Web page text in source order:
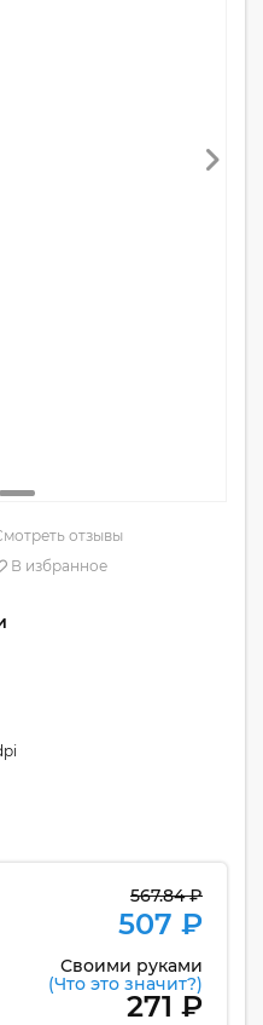
отзывы
В избранное
567.84 ₽
507 ₽
Своими руками
(Что это значит?)
271 ₽